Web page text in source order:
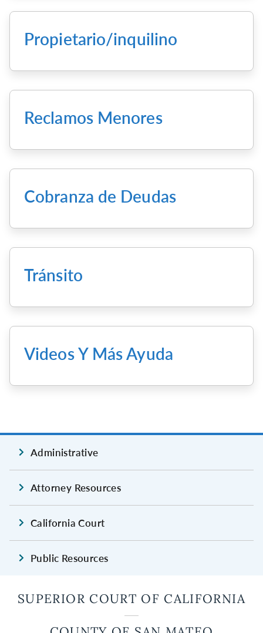
Propietario/inquilino
Reclamos Menores
Cobranza de Deudas
Tránsito
Videos Y Más Ayuda
Administrative
Attorney Resources
California Court
Public Resources
SUPERIOR COURT OF CALIFORNIA